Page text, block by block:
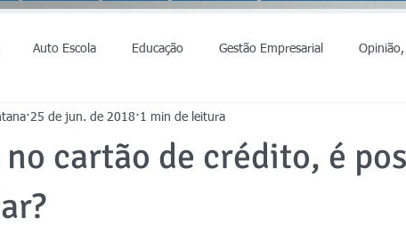
Auto Escola Educação Gestão Empresarial
no cartão de crédito, é
25 de jun. de 2018 1 min de leitura